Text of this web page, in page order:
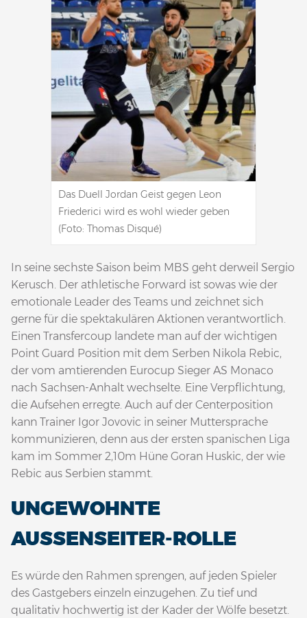
Das Duell Jordan Geist gegen Leon
Friederici wird es wohl wieder geben
(Foto: Thomas Disqué)
In seine sechste Saison beim MBS geht derweil Sergio
Kerusch. Der athletische Forward ist sowas wie der
emotionale Leader des Teams und zeichnet sich
gerne für die spektakulären Aktionen verantwortlich.
Einen Transfercoup landete man auf der wichtigen
Point Guard Position mit dem Serben Nikola Rebic,
der vom amtierenden Eurocup Sieger AS Monaco
nach Sachsen-Anhalt wechselte. Eine Verpflichtung,
die Aufsehen erregte. Auch auf der Centerposition
kann Trainer Igor Jovovic in seiner Muttersprache
kommunizieren, denn aus der ersten spanischen Liga
kam im Sommer 2,10m Hüne Goran Huskic, der wie
Rebic aus Serbien stammt.
UNGEWOHNTE
AUSSENSEITER-ROLLE
Es würde den Rahmen sprengen, auf jeden Spieler
des Gastgebers einzeln einzugehen. Zu tief und
qualitativ hochwertig ist der Kader der Wölfe besetzt.